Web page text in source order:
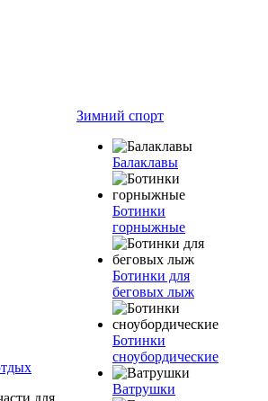
Зимний спорт
Балаклавы
Ботинки
горныжные
Ботинки для
беговых лыж
Ботинки
сноубордические
Ватрушки